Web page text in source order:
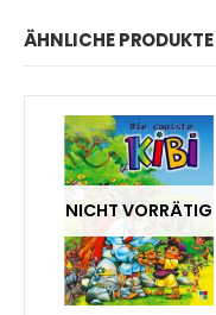
ÄHNLICHE PRODUKTE
NICHT VORRÄTIG